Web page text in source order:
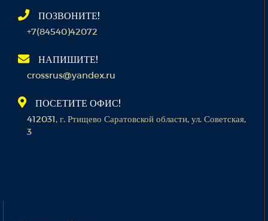
ПОЗВОНИТЕ!
+7(84540)42072
НАПИШИТЕ!
crossrus@yandex.ru
ПОСЕТИТЕ ОФИС!
412031, г. Ртищево Саратовской области, ул. Советская,
3